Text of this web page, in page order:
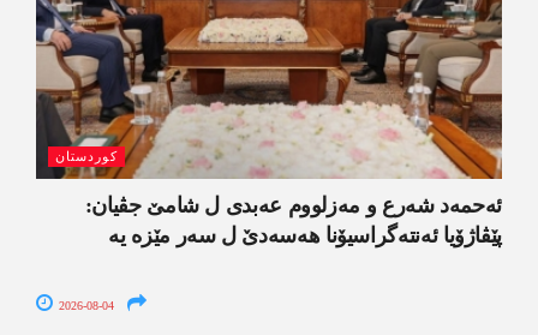
کوردستان
ئەحمەد شەرع و مەزلووم عەبدی ل شامێ جڤیان:
پێڤاژۆیا ئەنتەگراسیۆنا ھەسەدێ ل سەر مێزە یە
2026-08-04